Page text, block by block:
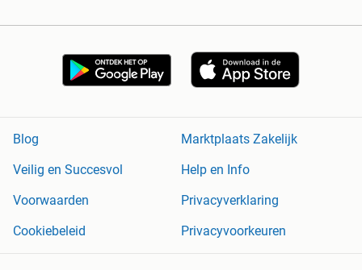
Blog
Marktplaats Zakelijk
Veilig en Succesvol
Help en Info
Voorwaarden
Privacyverklaring
Cookiebeleid
Privacyvoorkeuren